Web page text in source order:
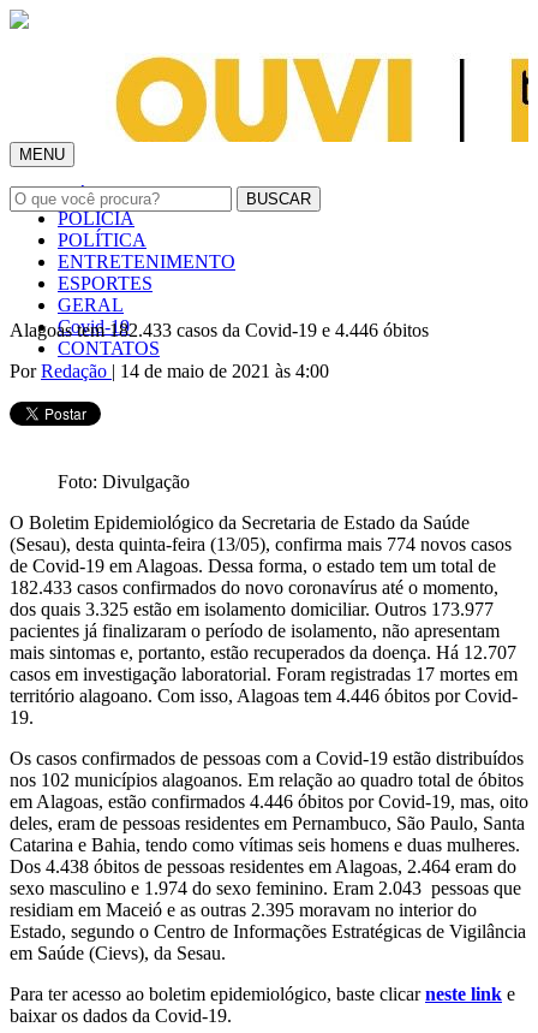
MENU
INÍCIO
POLÍCIA
POLÍTICA
ENTRETENIMENTO
ESPORTES
GERAL
Covid-19
CONTATOS
Alagoas tem 182.433 casos da Covid-19 e 4.446 óbitos
PorRedação | 14 de maio de 2021 às 4:00
Foto: Divulgação
O Boletim Epidemiológico da Secretaria de Estado da Saúde
(Sesau), desta quinta-feira (13/05), confirma mais 774 novos casos
de Covid-19 em Alagoas. Dessa forma, o estado tem um total de
182.433 casos confirmados do novo coronavírus até o momento,
dos quais 3.325 estão em isolamento domiciliar. Outros 173.977
pacientes já finalizaram o período de isolamento, não apresentam
mais sintomas e, portanto, estão recuperados da doença. Há 12.707
casos em investigação laboratorial. Foram registradas 17 mortes em
território alagoano. Com isso, Alagoas tem 4.446 óbitos por Covid-
19.
Os casos confirmados de pessoas com a Covid-19 estão distribuídos
nos 102 municípios alagoanos. Em relação ao quadro total de óbitos
em Alagoas, estão confirmados 4.446 óbitos por Covid-19, mas, oito
deles, eram de pessoas residentes em Pernambuco, São Paulo, Santa
Catarina e Bahia, tendo como vítimas seis homens e duas mulheres.
Dos 4.438 óbitos de pessoas residentes em Alagoas, 2.464 eram do
sexo masculino e 1.974 do sexo feminino. Eram 2.043 pessoas que
residiam em Maceió e as outras 2.395 moravam no interior do
Estado, segundo o Centro de Informações Estratégicas de Vigilância
em Saúde (Cievs), da Sesau.
Para ter acesso ao boletim epidemiológico, baste clicarneste link e
baixar os dados da Covid-19.